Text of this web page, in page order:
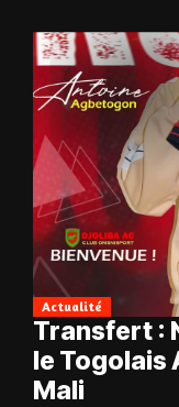
Actualité
Transfert :
le Togolais
Mali